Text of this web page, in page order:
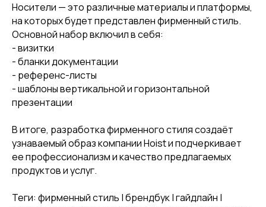
Носители — это различные материалы и платформы,
на которых будет представлен фирменный стиль.
Основной набор включил в себя:
- визитки
- бланки документации
- референс-листы
- шаблоны вертикальной и горизонтальной
презентации
В итоге, разработка фирменного стиля создаёт
узнаваемый образ компании Hoist и подчеркивает
ее профессионализм и качество предлагаемых
продуктов и услуг.
Теги: фирменный стиль | брендбук | гайдлайн |